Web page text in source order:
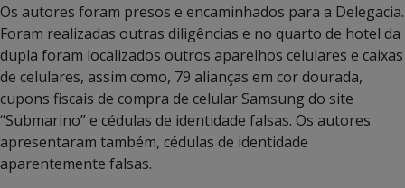
Os autores foram presos e encaminhados para a Delegacia.
Foram realizadas outras diligências e no quarto de hotel da
dupla foram localizados outros aparelhos celulares e caixas
de celulares, assim como, 79 alianças em cor dourada,
cupons fiscais de compra de celular Samsung do site
“Submarino” e cédulas de identidade falsas. Os autores
apresentaram também, cédulas de identidade
aparentemente falsas.